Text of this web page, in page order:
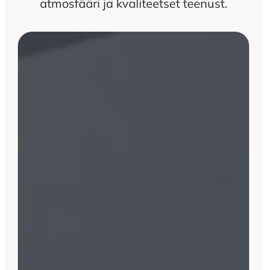
atmosfääri ja kvaliteetset teenust.